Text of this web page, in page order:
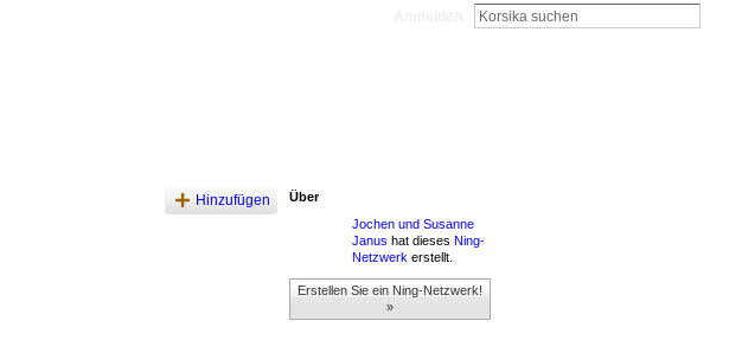
Hinzufügen
Über
Jochen und Susanne
Janus hat dieses Ning-
Netzwerk erstellt.
Erstellen Sie ein Ning-Netzwerk!
»